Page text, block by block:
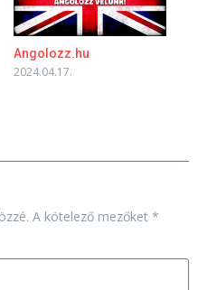
Angolozz.hu
2024.04.17.
A kötelező mezőket *